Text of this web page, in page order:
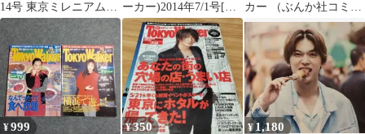
14号 東京ミレニアムカ
ウントダウン 鈴木亜美
ーカー)2014年7/1号[雑
誌]
カー （ぶんか社コミッ
クス） / 桜木 さゆみ /
ぶんか社
¥999 ¥350 ¥1,180